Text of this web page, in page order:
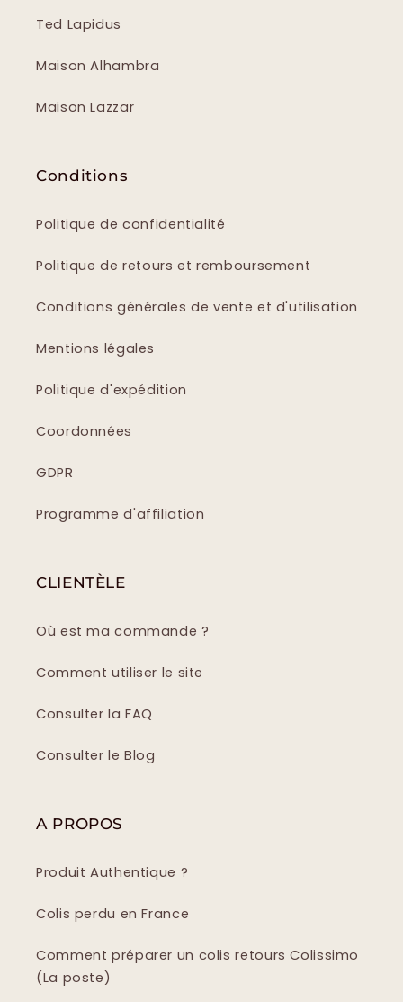
Ted Lapidus
Maison Alhambra
Maison Lazzar
Conditions
Politique de confidentialité
Politique de retours et remboursement
Conditions générales de vente et d'utilisation
Mentions légales
Politique d'expédition
Coordonnées
GDPR
Programme d'affiliation
CLIENTÈLE
Où est ma commande ?
Comment utiliser le site
Consulter la FAQ
Consulter le Blog
A PROPOS
Produit Authentique ?
Colis perdu en France
Comment préparer un colis retours Colissimo
(La poste)